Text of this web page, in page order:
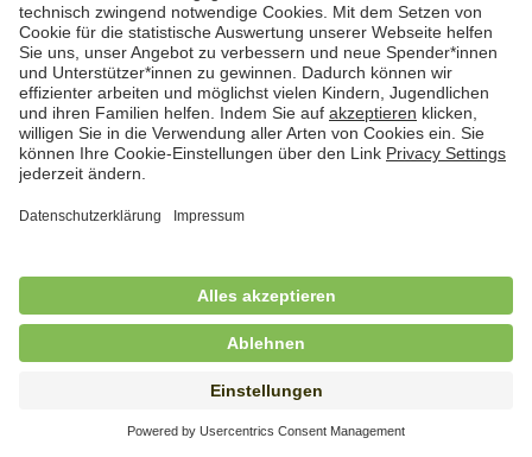
Nahrungszubereitung
in Vollzeit (38,5 Std./Wo.), SOS-Kinderdorf
Saarbrücken, Saarbrücken
Hauswirtschaftskraft (m/w/d)
in Teilzeit (mind. 20 - max. 30 Std./.Wo.), SOS-
Hauswirtschaftskraft (m/w/d)
in unbefristeter Anstellung, Teilzeit (20 Std./Wo.), SOS-
Kinderdorf Dortmund, Hagen